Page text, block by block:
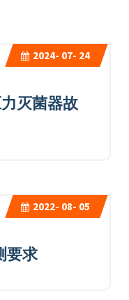
2024- 07- 24
力灭菌器故
2022- 08- 05
要求